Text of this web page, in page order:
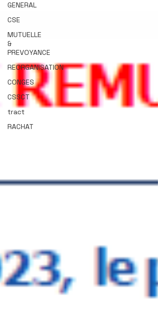
GENERAL
CSE
MUTUELLE
&
PREVOYANCE
REORGANISATION
CONGES
CSSCT
tract
RACHAT